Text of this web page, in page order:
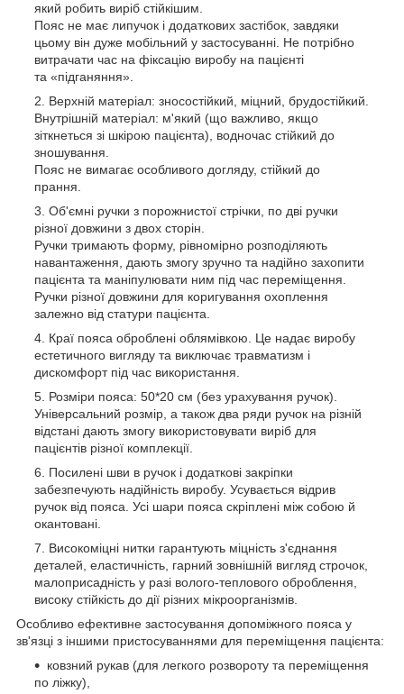
який робить виріб стійкішим.
Пояс не має липучок і додаткових застібок, завдяки
цьому він дуже мобільний у застосуванні. Не потрібно
витрачати час на фіксацію виробу на пацієнті
та «підганяння».
Верхній матеріал: зносостійкий, міцний, брудостійкий.
Внутрішній матеріал: м'який (що важливо, якщо
зіткнеться зі шкірою пацієнта), водночас стійкий до
зношування.
Пояс не вимагає особливого догляду, стійкий до
прання.
Об'ємні ручки з порожнистої стрічки, по дві ручки
різної довжини з двох сторін.
Ручки тримають форму, рівномірно розподіляють
навантаження, дають змогу зручно та надійно захопити
пацієнта та маніпулювати ним під час переміщення.
Ручки різної довжини для коригування охоплення
залежно від статури пацієнта.
Краї пояса оброблені облямівкою. Це надає виробу
естетичного вигляду та виключає травматизм і
дискомфорт під час використання.
Розміри пояса: 50*20 см (без урахування ручок).
Універсальний розмір, а також два ряди ручок на різній
відстані дають змогу використовувати виріб для
пацієнтів різної комплекції.
Посилені шви в ручок і додаткові закріпки
забезпечують надійність виробу. Усувається відрив
ручок від пояса. Усі шари пояса скріплені між собою й
окантовані.
Високоміцні нитки гарантують міцність з'єднання
деталей, еластичність, гарний зовнішній вигляд строчок,
малоприсадність у разі волого-теплового оброблення,
високу стійкість до дії різних мікроорганізмів.
Особливо ефективне застосування допоміжного пояса у
зв'язці з іншими пристосуваннями для переміщення пацієнта:
ковзний рукав (для легкого розвороту та переміщення
по ліжку),